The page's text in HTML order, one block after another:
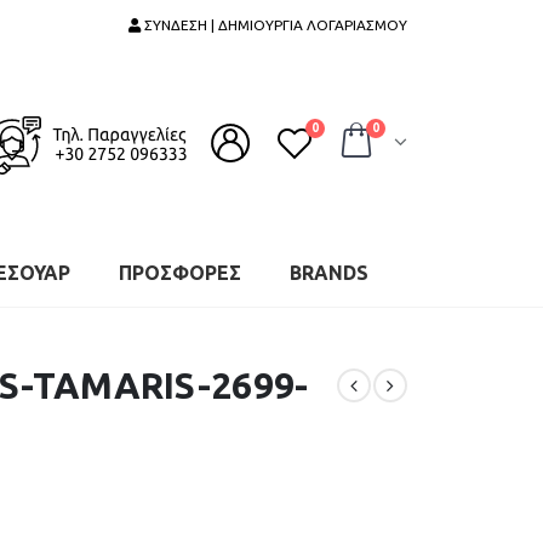
ΣΥΝΔΕΣΗ | ΔΗΜΙΟΥΡΓΙΑ ΛΟΓΑΡΙΑΣΜΟΥ
0 0
ΠΡΟΣΦΟΡΕΣ BRANDS
TAMARIS-2699-